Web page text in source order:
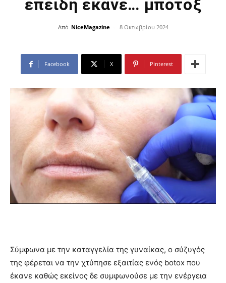
επειδή έκανε… μπότοξ
Από NiceMagazine - 8 Οκτωβρίου 2024
Facebook X Pinterest
Σύμφωνα με την καταγγελία της γυναίκας, ο σύζυγός
της φέρεται να την χτύπησε εξαιτίας ενός botox που
έκανε καθώς εκείνος δε συμφωνούσε με την ενέργεια